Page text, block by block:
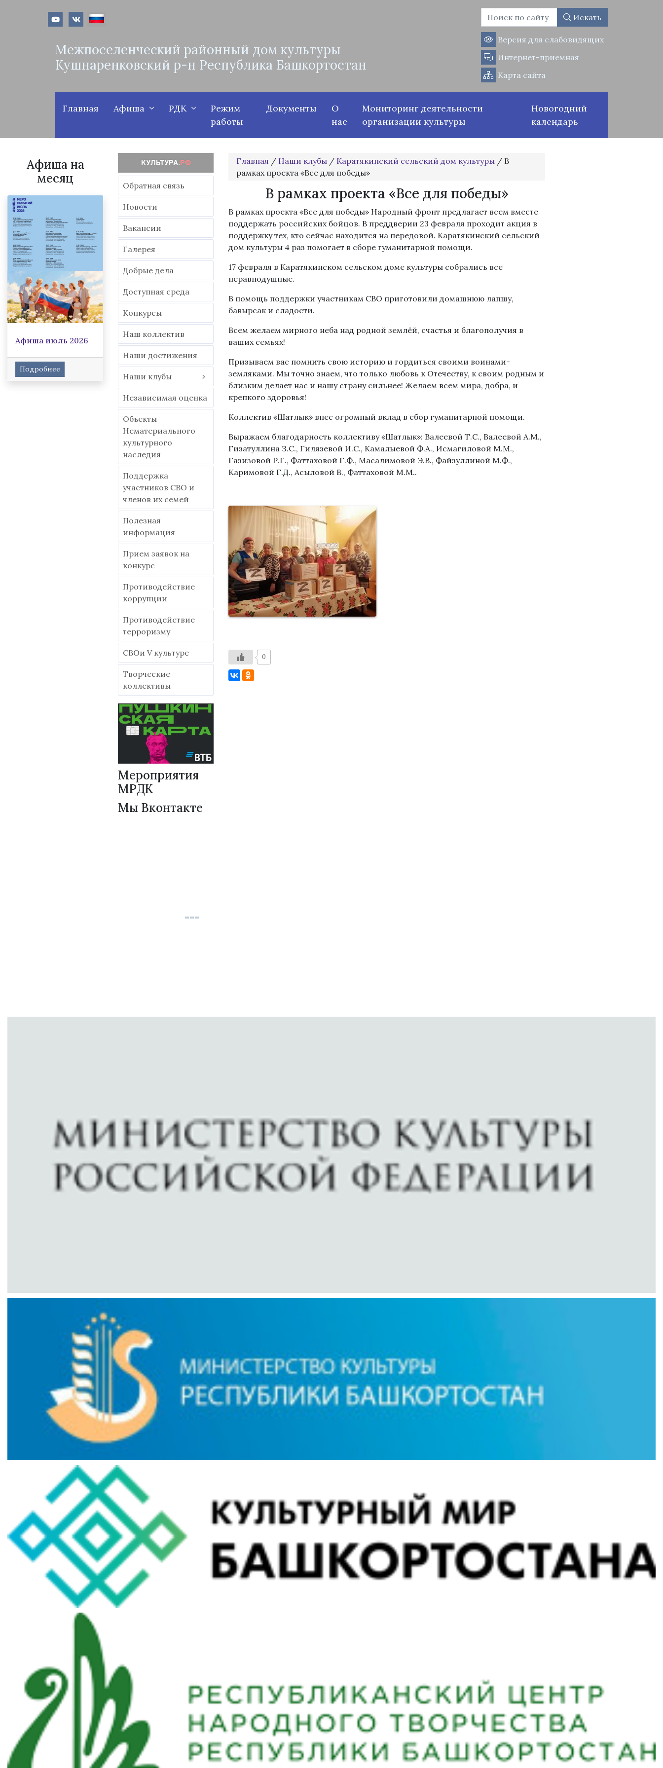
Искать
Межпоселенческий районный дом культуры
Кушнаренковский р-н Республика Башкортостан
Версия для слабовидящих
Интернет-приемная
Карта сайта
Главная Афиша РДК
Режим
работы
Документы
О
нас
Мониторинг деятельности
организации культуры
Новогодний
календарь
Афиша на
месяц
Афиша июль 2026
Подробнее
Обратная связь
Новости
Вакансии
Гaлерея
Добрые дела
Доступная среда
Конкурсы
Наш коллектив
Наши достижения
Наши клубы
Независимая оценка
Объекты
Нематериального
культурного
наследия
Поддержка
участников СВО и
членов их семей
Полезная
информация
Прием заявок на
конкурс
Противодействие
коррупции
Противодействие
терроризму
СВОи V культуре
Творческие
коллективы
Мероприятия
МРДК
Мы Вконтакте
Главная / Наши клубы / Каратякинский сельский дом культуры / В
рамках проекта «Все для победы»
В рамках проекта «Все для победы»
В рамках проекта «Все для победы» Народный фронт предлагает всем вместе
поддержать российских бойцов. В преддверии 23 февраля проходит акция в
поддержку тех, кто сейчас находится на передовой. Каратякинский сельский
дом культуры 4 раз помогает в сборе гуманитарной помощи.
17 февраля в Каратякинском сельском доме культуры собрались все
неравнодушные.
В помощь поддержки участникам СВО приготовили домашнюю лапшу,
бавырсак и сладости.
Всем желаем мирного неба над родной землёй, счастья и благополучия в
ваших семьях!
Призываем вас помнить свою историю и гордиться своими воинами-
земляками. Мы точно знаем, что только любовь к Отечеству, к своим родным и
близким делает нас и нашу страну сильнее! Желаем всем мира, добра, и
крепкого здоровья!
Коллектив «Шатлык» внес огромный вклад в сбор гуманитарной помощи.
Выражаем благодарность коллективу «Шатлык»: Валеевой Т.С., Валеевой А.М.,
Гизатуллина З.С., Гилязевой И.С., Камалыевой Ф.А., Исмагиловой М.М.,
Газизовой Р.Г., Фаттаховой Г.Ф., Масалимовой Э.В., Файзуллиной М.Ф.,
Каримовой Г.Д., Асыловой В., Фаттаховой М.М..
0